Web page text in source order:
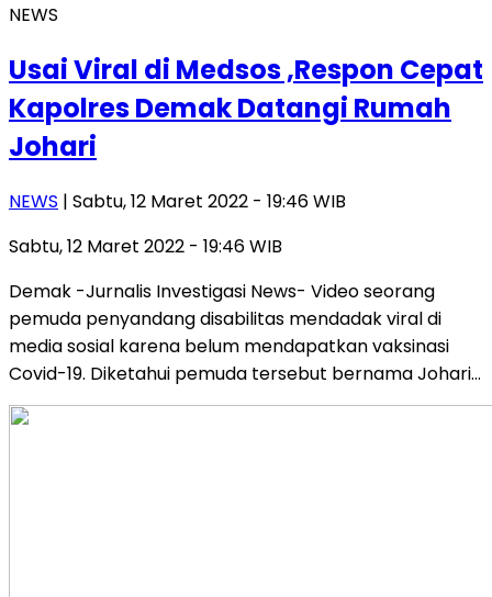
NEWS
Usai Viral di Medsos ,Respon Cepat
Kapolres Demak Datangi Rumah
Johari
NEWS | Sabtu, 12 Maret 2022 - 19:46 WIB
Sabtu, 12 Maret 2022 - 19:46 WIB
Demak -Jurnalis Investigasi News- Video seorang
pemuda penyandang disabilitas mendadak viral di
media sosial karena belum mendapatkan vaksinasi
Covid-19. Diketahui pemuda tersebut bernama Johari…